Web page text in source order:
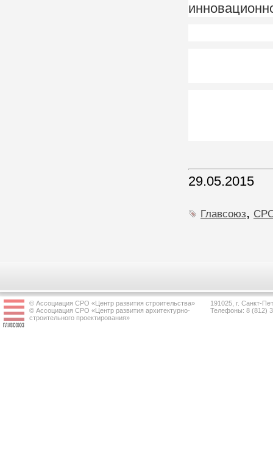
29.05.2015
Главсоюз,
© Ассоциация СРО «Центр развития строительства»
© Ассоциация СРО «Центр развития архитектурно-
строительного проектирования»
191025, г. Санкт-
Телефоны: 8 (812)